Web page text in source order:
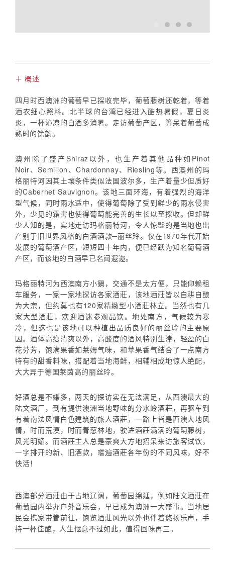
＋ 概述
四月时西澳洲的葡萄早已採收完毕，葡萄藤树还乾着，等着
酒农细心照料。北半球的台湾已经进入酷热暑假，夏日炎
炎，一杯沁凉的白酒多消暑。走访葡萄产区，等呆着葡萄成
熟时的馀韵。
澳州除了盛产Shiraz以外，也生产着其他品种如Pinot
Noir、Semillon、Chardonnay、Riesling等。西澳州的玛
格丽特河因其土壤条件类似法国波尔多，生产着量少但质好
的Cabernet Sauvignon。该地三面环海，有着强烈的海洋
型气候，同时雨水适中，使得葡萄除了受到鲜少的雨水侵害
外，少见的霜害也使得葡萄能完善的生长以至採收。但却鲜
少人知的是，实地走访玛格丽特河，令人惊豔的是当地也出
产别于旧世界风格的白酒酒款─丽丝玲。仅在1970年代开始
发展的葡萄酒产区，短短四十年内，便已经跃为知名葡萄酒
产区，而该地的白酒早已名闻遐迩。
玛格丽特河为西澳南方小鎭，交通不是太方便，只能仰赖租
车服务，一家一家地探访各家酒莊，该地酒莊皆以自耕自酿
为大宗，但约莫也有120家精緻型小酒莊林立。当然也有几
家大型酒莊，欢迎酒迷参观品饮。地处南方，气候较为寒
冷，但这也是该地可以种植出品质良好的丽丝玲的主要原
因。酒体高瘦清爽以外，高酸度的酒风特别生津，轻盈的白
花芬芳，饱满果香如莱姆气味，和苹果香气结合了一点南方
特有的甜香料味，搭配着当地海鲜，相辅相成地惊人绝配，
大大异于德国莱茵高的丽丝玲。
好酒总是不嫌多，两天的探访实在无法满足，从西澳最大的
陆文酒厂，到有提供澳洲当地野味的分水岭酒莊，再驱车到
有着南法风情白色建筑的旅人酒莊，一路上皆是西澳大地风
情，时而荒漠，时而青葱林地，驶进酒莊满满的葡萄藤树，
风光明媚。而酒莊主人总是豪爽大方地招呆来访旅客试饮，
一字排开的新、旧酒款，嚐遍酒莊各年份的不同风味，好不
快活！
西澳部分酒莊由于占地辽阔，葡萄园绵延，例如陆文酒莊在
葡萄园内举办户外音乐会，早已成为澳洲一大盛事。当地居
民会携家带眷前往，饱览酒莊风光以外也伴着悠扬乐声，手
持一杯佳酿，人生惬意不过如此，值得回味再三。